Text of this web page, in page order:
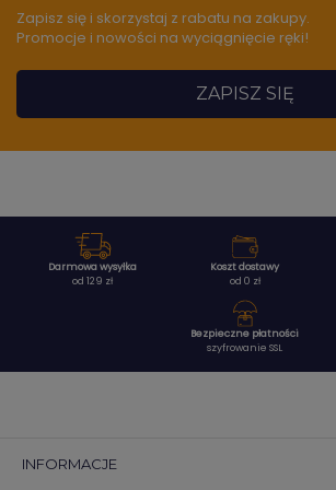
Zapisz się i skorzystaj z rabatu na zakupy.
Promocje i nowości na wyciągnięcie ręki!
ZAPISZ SIĘ
Darmowa wysyłka
od 129 zł
Koszt dostawy
od 0 zł
Bezpieczne płatności
szyfrowanie SSL
INFORMACJE